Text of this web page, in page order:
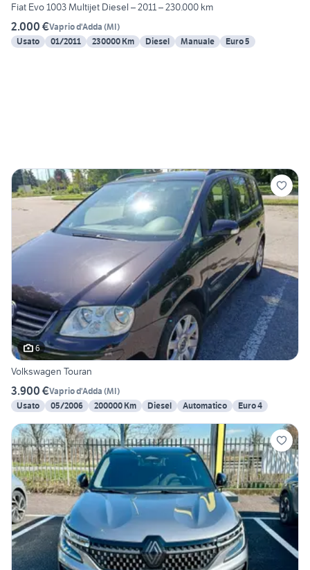
Fiat Evo 1003 Multijet Diesel – 2011 – 230.000 km
2.000 €Vaprio d'Adda (MI)
Usato
01/2011 230000 Km Diesel Manuale Euro 5
6
Volkswagen Touran
3.900 €Vaprio d'Adda (MI)
Usato
05/2006 200000 Km Diesel Automatico Euro 4